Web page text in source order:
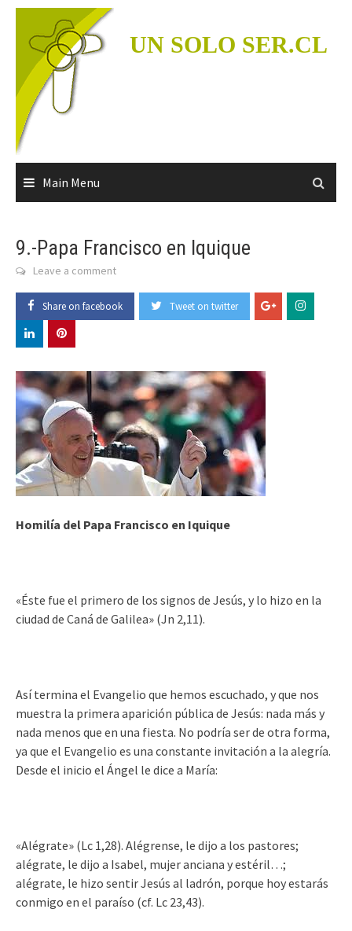
Skip
content
UN SOLO SER.CL
Main Menu
9.-Papa Francisco en Iquique
Leave a comment
Share on facebook Tweet on twitter
Homilía del Papa Francisco en Iquique
«Éste fue el primero de los signos de Jesús, y lo hizo en la
ciudad de Caná de Galilea» (Jn 2,11).
Así termina el Evangelio que hemos escuchado, y que nos
muestra la primera aparición pública de Jesús: nada más y
nada menos que en una fiesta. No podría ser de otra forma,
ya que el Evangelio es una constante invitación a la alegría.
Desde el inicio el Ángel le dice a María:
«Alégrate» (Lc 1,28). Alégrense, le dijo a los pastores;
alégrate, le dijo a Isabel, mujer anciana y estéril…;
alégrate, le hizo sentir Jesús al ladrón, porque hoy estarás
conmigo en el paraíso (cf. Lc 23,43).